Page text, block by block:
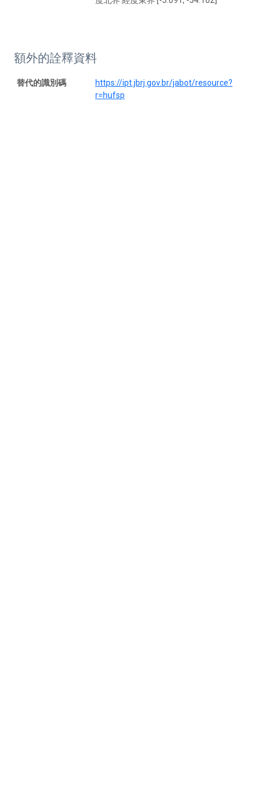
額外的詮釋資料
替代的識別碼
https://ipt.jbrj.gov.br/jabot/resource?
r=hufsp